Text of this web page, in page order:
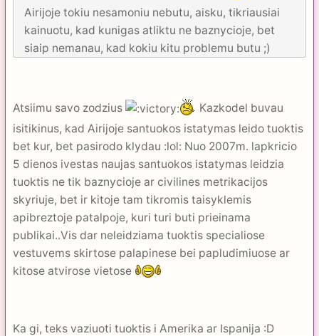
Airijoje tokiu nesamoniu nebutu, aisku, tikriausiai
kainuotu, kad kunigas atliktu ne baznycioje, bet
siaip nemanau, kad kokiu kitu problemu butu ;)
Atsiimu savo zodzius
Kazkodel buvau
isitikinus, kad Airijoje santuokos istatymas leido tuoktis
bet kur, bet pasirodo klydau :lol: Nuo 2007m. lapkricio
5 dienos ivestas naujas santuokos istatymas leidzia
tuoktis ne tik baznycioje ar civilines metrikacijos
skyriuje, bet ir kitoje tam tikromis taisyklemis
apibreztoje patalpoje, kuri turi buti prieinama
publikai..Vis dar neleidziama tuoktis specialiose
vestuvems skirtose palapinese bei papludimiuose ar
kitose atvirose vietose
Ka gi, teks vaziuoti tuoktis i Amerika ar Ispanija :D